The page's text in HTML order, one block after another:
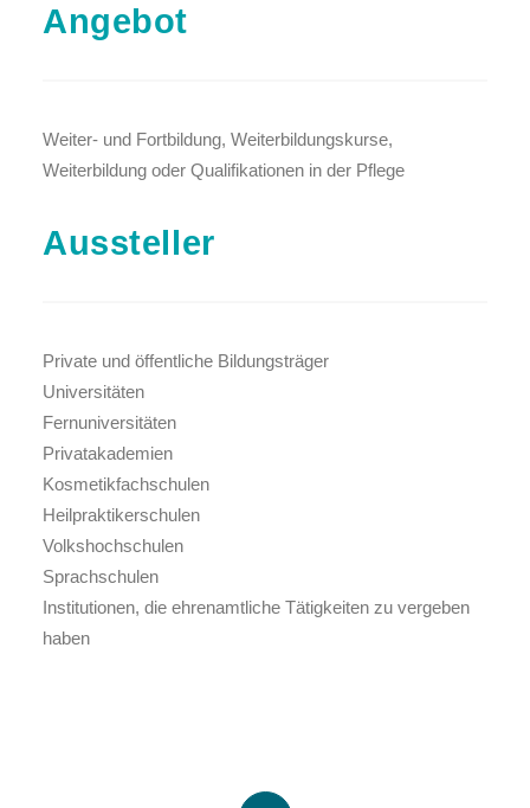
Angebot
Weiter- und Fortbildung, Weiterbildungskurse,
Weiterbildung oder Qualifikationen in der Pflege
Aussteller
Private und öffentliche Bildungsträger
Universitäten
Fernuniversitäten
Privatakademien
Kosmetikfachschulen
Heilpraktikerschulen
Volkshochschulen
Sprachschulen
Institutionen, die ehrenamtliche Tätigkeiten zu vergeben
haben